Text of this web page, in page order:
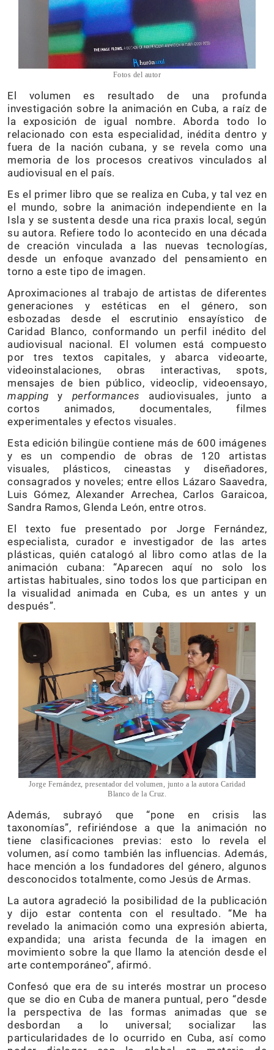
Fotos del autor
El volumen es resultado de una profunda
investigación sobre la animación en Cuba, a raíz de
la exposición de igual nombre. Aborda todo lo
relacionado con esta especialidad, inédita dentro y
fuera de la nación cubana, y se revela como una
memoria de los procesos creativos vinculados al
audiovisual en el país.
Es el primer libro que se realiza en Cuba, y tal vez en
el mundo, sobre la animación independiente en la
Isla y se sustenta desde una rica praxis local, según
su autora. Refiere todo lo acontecido en una década
de creación vinculada a las nuevas tecnologías,
desde un enfoque avanzado del pensamiento en
torno a este tipo de imagen.
Aproximaciones al trabajo de artistas de diferentes
generaciones y estéticas en el género, son
esbozadas desde el escrutinio ensayístico de
Caridad Blanco, conformando un perfil inédito del
audiovisual nacional. El volumen está compuesto
por tres textos capitales, y abarca videoarte,
videoinstalaciones, obras interactivas, spots,
mensajes de bien público, videoclip, videoensayo,
mapping y performances audiovisuales, junto a
cortos animados, documentales, filmes
experimentales y efectos visuales.
Esta edición bilingüe contiene más de 600 imágenes
y es un compendio de obras de 120 artistas
visuales, plásticos, cineastas y diseñadores,
consagrados y noveles; entre ellos Lázaro Saavedra,
Luis Gómez, Alexander Arrechea, Carlos Garaicoa,
Sandra Ramos, Glenda León, entre otros.
El texto fue presentado por Jorge Fernández,
especialista, curador e investigador de las artes
plásticas, quién catalogó al libro como atlas de la
animación cubana: “Aparecen aquí no solo los
artistas habituales, sino todos los que participan en
la visualidad animada en Cuba, es un antes y un
después”.
Jorge Fernández, presentador del volumen, junto a la autora Caridad
Blanco de la Cruz.
Además, subrayó que “pone en crisis las
taxonomías”, refiriéndose a que la animación no
tiene clasificaciones previas: esto lo revela el
volumen, así como también las influencias. Además,
hace mención a los fundadores del género, algunos
desconocidos totalmente, como Jesús de Armas.
La autora agradeció la posibilidad de la publicación
y dijo estar contenta con el resultado. “Me ha
revelado la animación como una expresión abierta,
expandida; una arista fecunda de la imagen en
movimiento sobre la que llamo la atención desde el
arte contemporáneo”, afirmó.
Confesó que era de su interés mostrar un proceso
que se dio en Cuba de manera puntual, pero “desde
la perspectiva de las formas animadas que se
desbordan a lo universal; socializar las
particularidades de lo ocurrido en Cuba, así como